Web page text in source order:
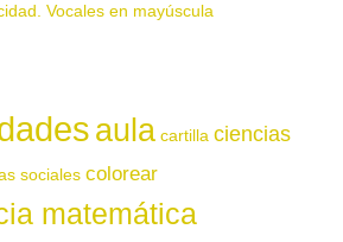
Vocales en mayúscula
aula cartilla ciencias
sociales colorear
matemática